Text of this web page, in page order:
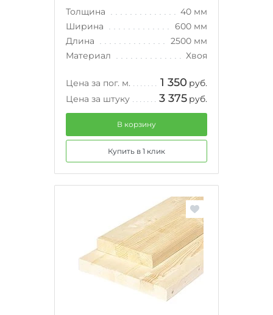
Толщина
40 мм
Ширина
600 мм
Длина
2500 мм
Материал
Хвоя
Цена за пог. м. 1 350 руб.
Цена за штуку
3 375 руб.
В корзину
Купить в 1 клик